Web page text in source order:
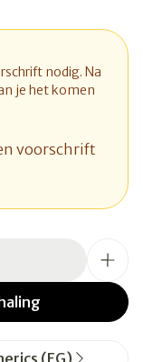
nodig. Na
je het komen
voorschrift
(EG)